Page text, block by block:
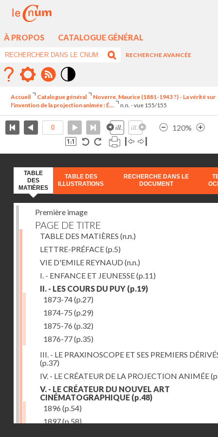
À PROPOS CATALOGUE GÉNÉRAL
RECHERCHE AVANCÉE
élévé
Accueil Catalogue général
Noverre, Maurice (1881-1943 ?) - La vérité sur
l'invention de la projection animée : É...
n.n. - vue 155/155
120%
TABLE
DES
MATIÈRES
TABLE DES
ILLUSTRATIONS
RECHERCHE DANS LE
DOCUMENT
Première image
PAGE DE TITRE
TABLE DES MATIÈRES (n.n.)
LETTRE-PRÉFACE(p.5)
VIE D'EMILE REYNAUD (n.n.)
I. - ENFANCE ET JEUNESSE(p.11)
II. - LES COURS DU PUY (p.19)
1873-74(p.27)
1874-75 (p.29)
1875-76 (p.32)
1876-77(p.35)
III. - LE PRAXINOSCOPE ET SES PREMIERS
(p.37)
IV. - LE CRÉATEUR DE LA PROJECTION ANIMÉE
V. - LE CRÉATEUR DU NOUVEL ART
CINÉMATOGRAPHIQUE (p.48)
1896 (p.54)
1897(p.58)